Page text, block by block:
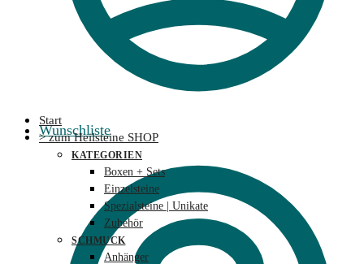
Wunschliste
Start
> zum Heilsteine SHOP
KATEGORIEN
Boxen + Sets
Einzelsteine
Spezialsteine | Unikate
Zubehör
SCHMUCK
Anhänger